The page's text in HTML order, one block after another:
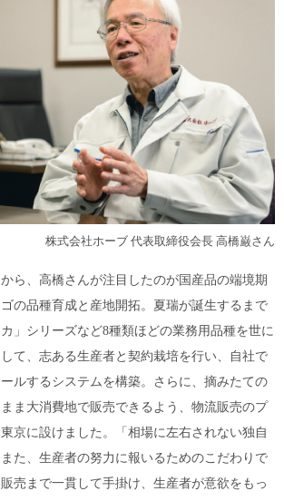
株式会社ホーブ 代表取締役会長 高橋巌さん
ら、高橋さんが注目したのが国産品の端境期
の品種育成と産地開拓。夏瑞が誕生するまで
」シリーズなど8種類ほどの業務用品種を世に
て、志ある生産者と契約栽培を行い、自社で
ルするシステムを構築。さらに、摘みたての
ま大消費地で販売できるよう、物流販売のプ
京に設けました。「相場に左右されない独自
た、生産者の努力に報いるためのこだわりで
売まで一貫して手掛け、生産者が意欲をもっ